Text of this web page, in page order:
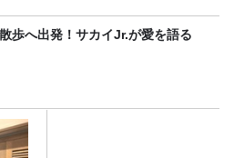
歩へ出発！サカイJr.が愛を語る